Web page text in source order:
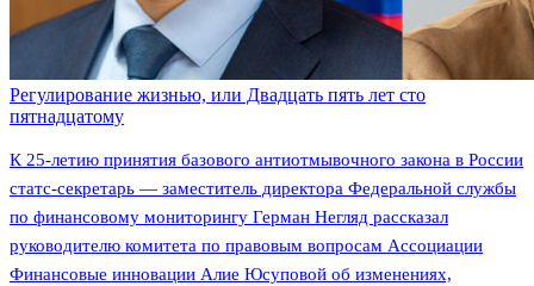
Регулирование жизнью, или Двадцать пять лет сто
пятнадцатому
К 25-летию принятия базового антиотмывочного закона в России
статс-секретарь — заместитель директора Федеральной службы
по финансовому мониторингу Герман Негляд рассказал
руководителю комитета по правовым вопросам Ассоциации
Финансовые инновации Алие Юсуповой об изменениях,